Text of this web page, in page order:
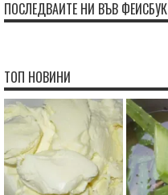
ПОСЛЕДВАЙТЕ НИ ВЪВ ФЕЙСБУК
ТОП НОВИНИ